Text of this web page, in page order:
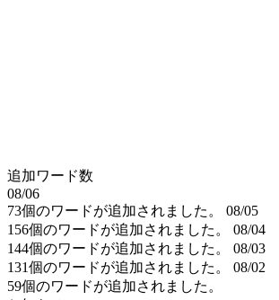
追加ワード数
08/06
73個のワードが追加されました。
08/05
156個のワードが追加されました。
08/04
144個のワードが追加されました。
08/03
131個のワードが追加されました。
08/02
59個のワードが追加されました。